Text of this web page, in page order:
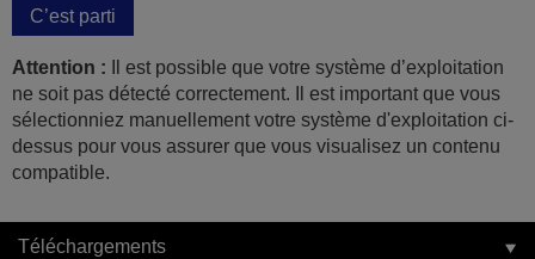
C’est parti
Attention : Il est possible que votre système d’exploitation
ne soit pas détecté correctement. Il est important que vous
sélectionniez manuellement votre système d'exploitation ci-
dessus pour vous assurer que vous visualisez un contenu
compatible.
Téléchargements